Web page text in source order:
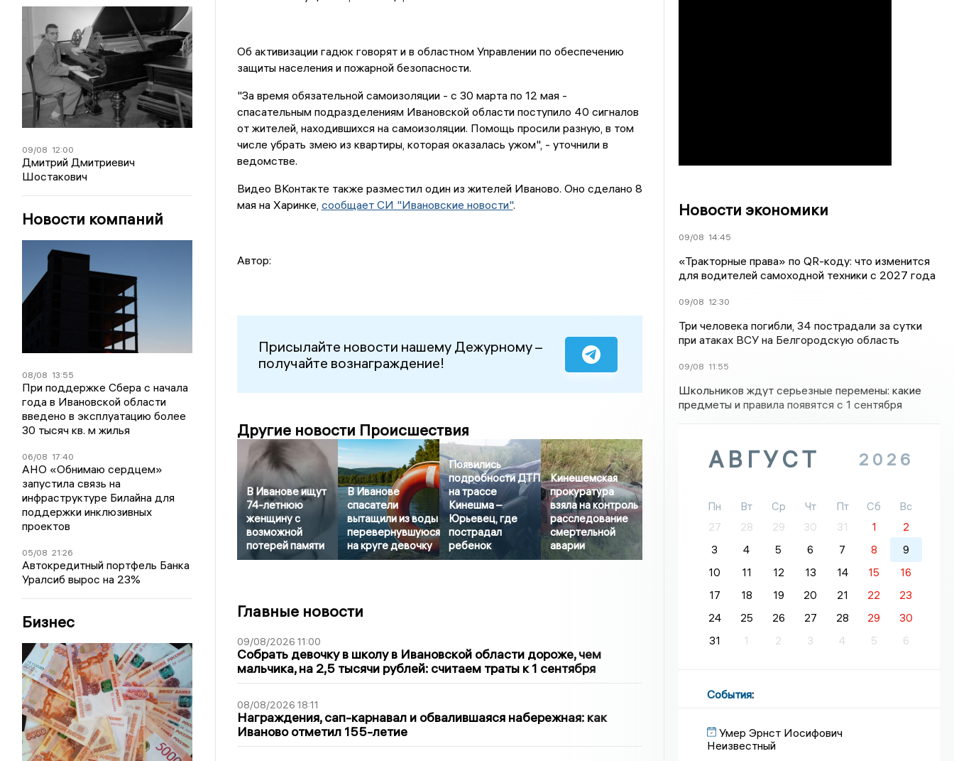
09/08 12:00
Дмитрий Дмитриевич
Шостакович
Новости компаний
08/08 13:55
При поддержке Сбера с начала
года в Ивановской области
введено в эксплуатацию более
30 тысяч кв. м жилья
06/08 17:40
АНО «Обнимаю сердцем»
запустила связь на
инфраструктуре Билайна для
поддержки инклюзивных
проектов
05/08 21:26
Автокредитный портфель Банка
Уралсиб вырос на 23%
Бизнес
Об активизации гадюк говорят и в областном Управлении по обеспечению
защиты населения и пожарной безопасности.
"За время обязательной самоизоляции - с 30 марта по 12 мая -
спасательным подразделениям Ивановской области поступило 40 сигналов
от жителей, находившихся на самоизоляции. Помощь просили разную, в том
числе убрать змею из квартиры, которая оказалась ужом", - уточнили в
ведомстве.
Видео ВКонтакте также разместил один из жителей Иваново. Оно сделано 8
мая на Харинке, сообщает СИ "Ивановские новости".
Автор:
Присылайте новости нашему Дежурному –
получайте вознаграждение!
Другие новости Происшествия
В Иванове ищут
74-летнюю
женщину с
возможной
потерей памяти
В Иванове
спасатели
вытащили из воды
перевернувшуюся
на круге девочку
Появились
подробности ДТП
на трассе
Кинешма –
Юрьевец, где
пострадал
ребенок
Кинешемская
прокуратура
взяла на контроль
расследование
смертельной
аварии
Главные новости
09/08/2026 11:00
Собрать девочку в школу в Ивановской области дороже, чем
мальчика, на 2,5 тысячи рублей: считаем траты к 1 сентября
08/08/2026 18:11
Награждения, сап-карнавал и обвалившаяся набережная: как
Иваново отметил 155-летие
Новости экономики
09/08 14:45
«Тракторные права» по QR-коду: что изменится
для водителей самоходной техники с 2027 года
09/08 12:30
Три человека погибли, 34 пострадали за сутки
при атаках ВСУ на Белгородскую область
09/08 11:55
Школьников ждут серьезные перемены: какие
предметы и правила появятся с 1 сентября
АВГУСТ 2026
Пн Вт Ср Чт Пт Сб
Вс
27
28 29 30 31 1
2
3
4 5 6 7 8
9
10
11 12 13 14 15
16
17
18 19 20 21 22
23
24
25 26 27 28 29
30
31
1 2 3 4 5 6
События:
Умер Эрнст Иосифович
Неизвестный